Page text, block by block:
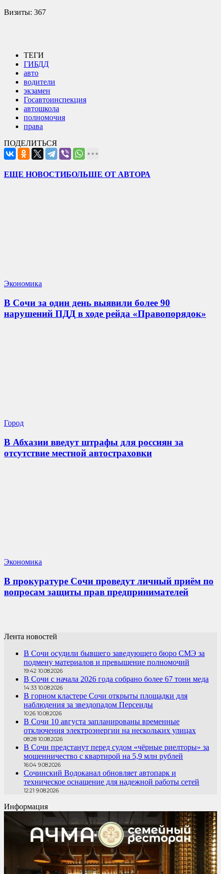
Визиты: 367
ТЕГИ
ГИБДД
авто
водители
экзамен
Госавтоинспекция
автошкола
полномочия
права
ПОДЕЛИТЬСЯ
ЕЩЕ НОВОСТИБОЛЬШЕ ОТ АВТОРА
Экономика
В Сочи за один день выявили более 90
нарушений ПДД в ходе рейда «Правопорядок»
Город
В Абхазии введут штрафы для россиян за
отсутствие местной автостраховки
Экономика
В прокуратуре Сочи проведут личный приём по
вопросам защиты прав предпринимателей
Лента новостей
В Сочи осудили бывшего заведующего бюро СМЭ за
подмену материалов и превышение полномочий
19:42 10.08.2026
В Сочи с начала 2026 года собрано более 67 тонн меда
14:33 10.08.2026
В горном кластере Сочи открыты площадки для
наблюдения за звездопадом Персеиды
10:26 10.08.2026
В Сочи 10 августа запланированы временные
отключения электроэнергии на нескольких улицах
08:28 10.08.2026
В Сочи предстанут перед судом «чёрные риелторы» за
мошенничество с квартирой на 5,9 млн рублей
16:04 9.08.2026
Сочинский Водоканал обновляет автопарк и
техническое оснащение для надежной работы сетей
12:21 9.08.2026
Информация